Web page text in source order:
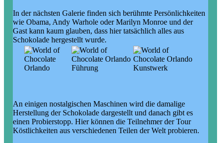
In der nächsten Galerie finden sich berühmte Persönlichkeiten
wie Obama, Andy Warhole oder Marilyn Monroe und der
Gast kann kaum glauben, dass hier tatsächlich alles aus
Schokolade hergestellt wurde.
An einigen nostalgischen Maschinen wird die damalige
Herstellung der Schokolade dargestellt und danach gibt es
einen Probierstopp. Hier können die Teilnehmer der Tour
Köstlichkeiten aus verschiedenen Teilen der Welt probieren.